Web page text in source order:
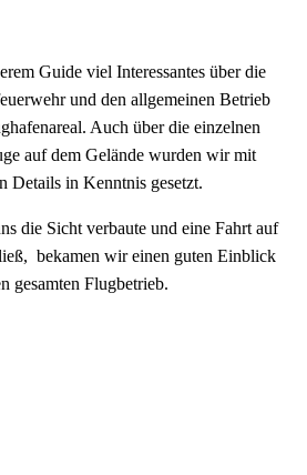
Guide viel Interessantes über die
und den allgemeinen Betrieb
Auch über die einzelnen
auf dem Gelände wurden wir mit
Details in Kenntnis gesetzt.
die Sicht verbaute und eine Fahrt auf
bekamen wir einen guten Einblick
gesamten Flugbetrieb.